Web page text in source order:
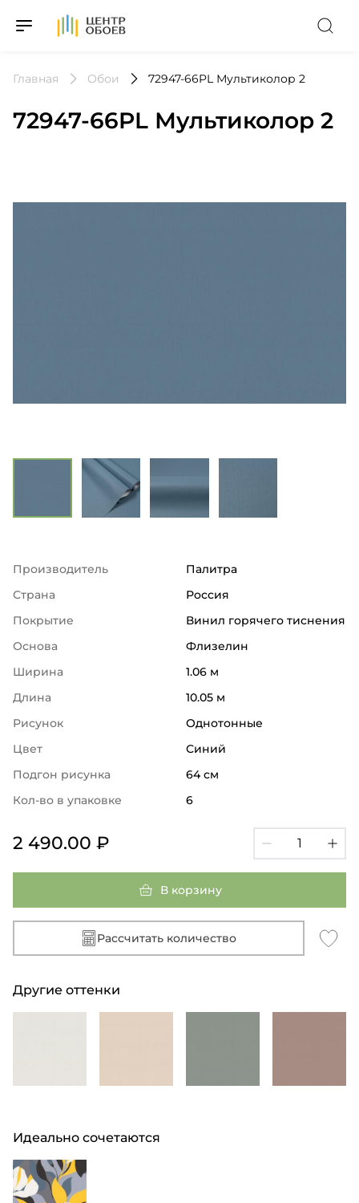
На Главную
Главная Обои 72947-66PL Мультиколор 2
72947-66PL Мультиколор 2
Производитель
Палитра
Страна
Россия
Покрытие
Винил горячего тиснения
Основа
Флизелин
Ширина
1.06 м
Длина
10.05 м
Рисунок
Однотонные
Цвет
Синий
Подгон рисунка
64 см
Кол-во в упаковке
6
2 490.00 ₽
В корзину
Рассчитать количество
Другие оттенки
Идеально сочетаются